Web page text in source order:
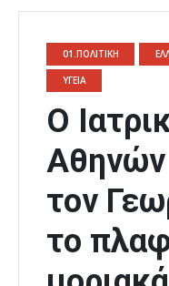
01.ΠΟΛΙΤΙΚΗ
ΥΓΕΙΑ
Ο
Αθηνών
τον
το